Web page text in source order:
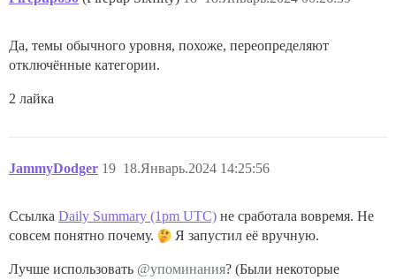
Да, темы обычного уровня, похоже, переопределяют
отключённые категории.
2 лайка
JammyDodger 18.Январь.2024 14:25:56
19
Ссылка Daily Summary (1pm UTC) не сработала вовремя. Не
совсем понятно почему.
Я запустил её вручную.
Лучше использовать @упоминания? (Были некоторые